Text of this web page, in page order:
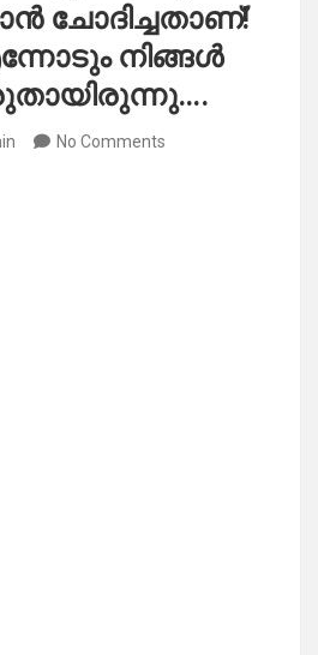
ചോദിച്ചതാണ്!
നിങ്ങൾ
No Comments